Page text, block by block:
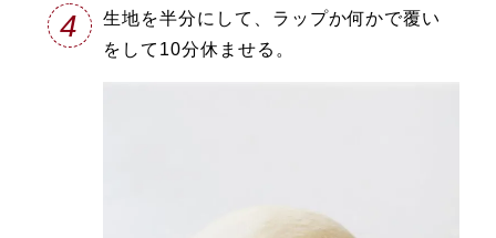
4
生地を半分にして、ラップか何かで覆い
をして10分休ませる。